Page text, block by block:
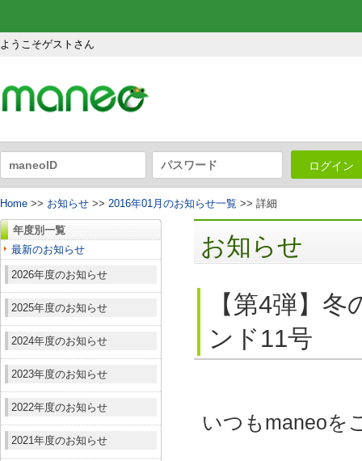
ようこそゲストさん
ログイン
Home >> お知らせ >> 2016年01月のお知らせ一覧 >> 詳細
年度別一覧
最新のお知らせ
2026年度のお知らせ
2025年度のお知らせ
2024年度のお知らせ
2023年度のお知らせ
2022年度のお知らせ
2021年度のお知らせ
お知らせ
【第4弾】
ンド11号
いつもmaneoを